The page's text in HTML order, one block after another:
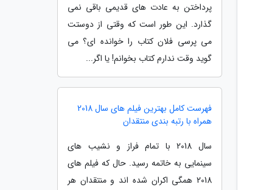
پرداختن به عادت های قدیمی باقی نمی
گذارد. این طور است که وقتی از دوستت
می پرسی فلان کتاب را خوانده ای؟ می
گوید وقت ندارم کتاب بخوانم! یا اگر...
فهرست کامل بهترین فیلم های سال 2018
همراه با رتبه بندی منتقدان
سال 2018 با تمام فراز و نشیب های
سینمایی به خاتمه رسید. حال که فیلم های
2018 همگی اکران شده اند و منتقدان هر